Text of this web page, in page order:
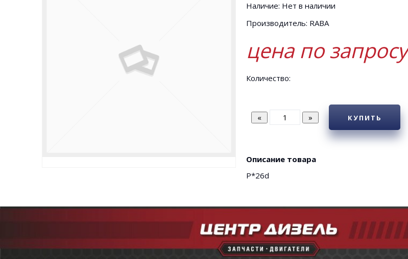
Наличие: Нет в наличии
Производитель: RABA
цена по запросу
Количество:
КУПИТЬ
Описание товара
Р*26d